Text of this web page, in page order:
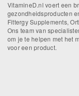
VitamineD.nl voert een
gezondheidsproducten
Fittergy Supplements,
Ons team van
om je te helpen met het
voor een product.